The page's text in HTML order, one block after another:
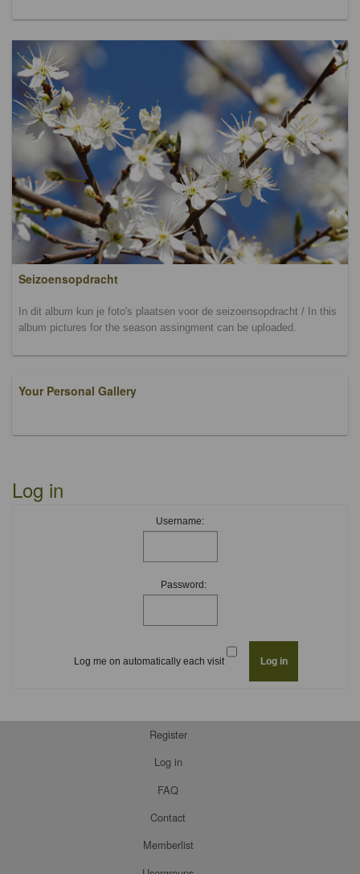
Seizoensopdracht
In dit album kun je foto's plaatsen voor de seizoensopdracht / In this
album pictures for the season assingment can be uploaded.
Your Personal Gallery
Log in
Username:
Password:
Log me on automatically each visit
Register
Log in
FAQ
Contact
Memberlist